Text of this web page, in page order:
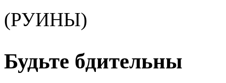
(РУИНЫ)
Будьте бдительны